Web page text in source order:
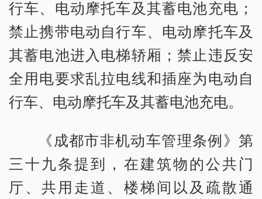
行车、电动摩托车及其蓄电池充电；
禁止携带电动自行车、电动摩托车及
其蓄电池进入电梯轿厢；禁止违反安
全用电要求乱拉电线和插座为电动自
行车、电动摩托车及其蓄电池充电。
《成都市非机动车管理条例》第
三十九条提到，在建筑物的公共门
厅、共用走道、楼梯间以及疏散通